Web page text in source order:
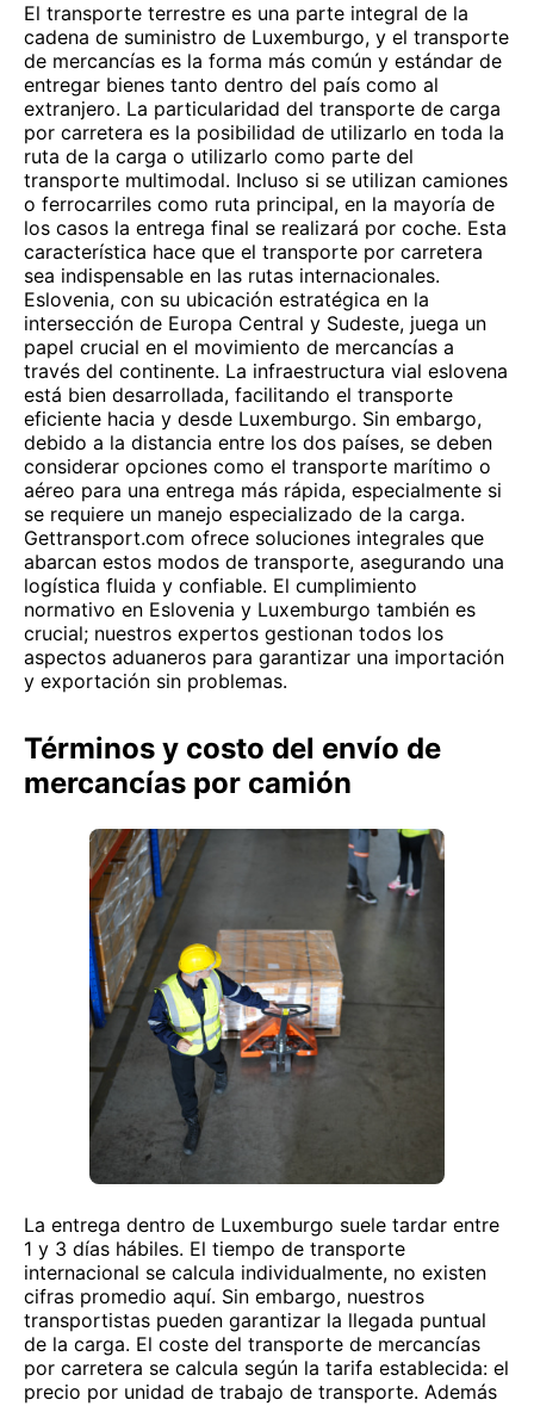
El transporte terrestre es una parte integral de la
cadena de suministro de Luxemburgo, y el transporte
de mercancías es la forma más común y estándar de
entregar bienes tanto dentro del país como al
extranjero. La particularidad del transporte de carga
por carretera es la posibilidad de utilizarlo en toda la
ruta de la carga o utilizarlo como parte del
transporte multimodal. Incluso si se utilizan camiones
o ferrocarriles como ruta principal, en la mayoría de
los casos la entrega final se realizará por coche. Esta
característica hace que el transporte por carretera
sea indispensable en las rutas internacionales.
Eslovenia, con su ubicación estratégica en la
intersección de Europa Central y Sudeste, juega un
papel crucial en el movimiento de mercancías a
través del continente. La infraestructura vial eslovena
está bien desarrollada, facilitando el transporte
eficiente hacia y desde Luxemburgo. Sin embargo,
debido a la distancia entre los dos países, se deben
considerar opciones como el transporte marítimo o
aéreo para una entrega más rápida, especialmente si
se requiere un manejo especializado de la carga.
Gettransport.com ofrece soluciones integrales que
abarcan estos modos de transporte, asegurando una
logística fluida y confiable. El cumplimiento
normativo en Eslovenia y Luxemburgo también es
crucial; nuestros expertos gestionan todos los
aspectos aduaneros para garantizar una importación
y exportación sin problemas.
Términos y costo del envío de
mercancías por camión
La entrega dentro de Luxemburgo suele tardar entre
1 y 3 días hábiles. El tiempo de transporte
internacional se calcula individualmente, no existen
cifras promedio aquí. Sin embargo, nuestros
transportistas pueden garantizar la llegada puntual
de la carga. El coste del transporte de mercancías
por carretera se calcula según la tarifa establecida: el
precio por unidad de trabajo de transporte. Además